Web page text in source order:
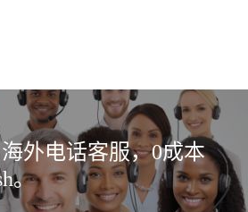
外电话客服，0成本
。